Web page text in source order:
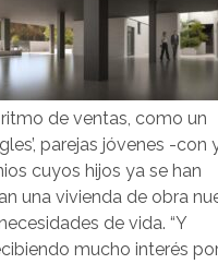
de ventas, como un
parejas jóvenes -con
cuyos hijos ya se han
una vivienda de obra
de vida. “Y
mucho interés